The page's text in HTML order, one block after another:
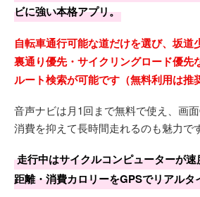
ビに強い本格アプリ。
自転車通行可能な道だけを選び、坂道
裏通り優先・サイクリングロード優先
ルート検索が可能です（無料利用は推
音声ナビは月1回まで無料で使え、画
消費を抑えて長時間走れるのも魅力です
走行中はサイクルコンピューターが
距離・消費カロリーをGPSでリアルタ